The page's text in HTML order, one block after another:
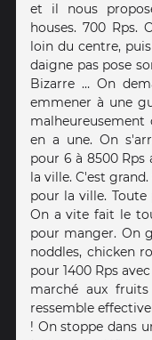
et il nous
houses. 700 Rps.
loin du centre,
daigne pas pose
Bizarre … On
emmener à une
malheureusement
en a une. On
pour 6 à 8500 Rps
la ville. C'est
pour la ville.
On a vite fait le
pour manger. On
noddles, chicken
pour 1400 Rps
marché aux
ressemble
! On stoppe dans